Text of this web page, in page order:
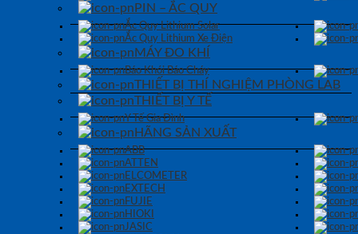
PIN – ẮC QUY
Ắc Quy Lithium Solar
Ắc Quy Lithium Xe Điện
MÁY ĐO KHÍ
Báo Khói Báo Cháy
THIẾT BỊ THÍ NGHIỆM PHÒNG LAB
THIẾT BỊ Y TẾ
Y Tế Gia Đình
HÃNG SẢN XUẤT
ABB
ATTEN
ELCOMETER
EXTECH
FUJIE
HIOKI
JASIC